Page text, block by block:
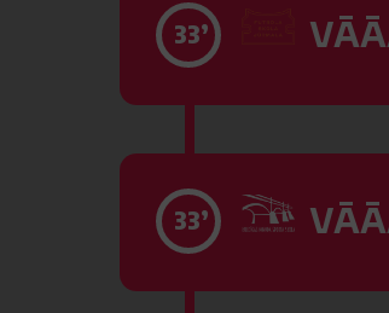
33’
33’